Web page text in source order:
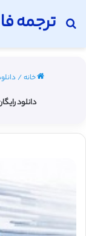
ترجمه فا
جستجو برای
خانه/
دانلود